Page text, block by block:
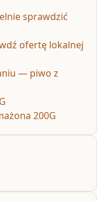
sprawdzić
ofertę lokalnej
— piwo z
200G